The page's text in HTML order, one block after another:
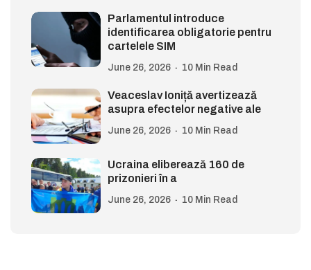
Parlamentul introduce
identificarea obligatorie pentru
cartelele SIM
June 26, 2026 10 Min Read
Veaceslav Ioniță avertizează
asupra efectelor negative ale
June 26, 2026 10 Min Read
Ucraina eliberează 160 de
prizonieri în a
June 26, 2026 10 Min Read